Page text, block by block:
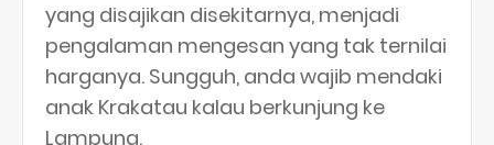
yang disajikan disekitarnya, menjadi
pengalaman mengesan yang tak ternilai
harganya. Sungguh, anda wajib mendaki
anak Krakatau kalau berkunjung ke
Lampung.